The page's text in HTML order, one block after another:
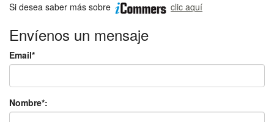
Si desea saber más sobre
clic aquí
Envíenos un mensaje
Email*
Nombre*: